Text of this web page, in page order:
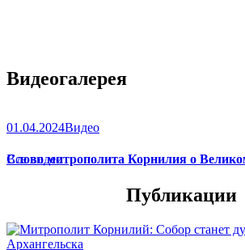
Видеогалерея
01.04.2024Видео
Слово митрополита Корнилия о
Все видео
Публикации